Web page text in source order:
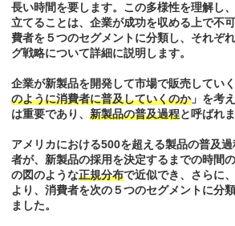
長い時間を要します。この多様性を理解し
立てることは、企業が成功を収める上で不
費者を５つのセグメントに分類し、それぞ
グ戦略について詳細に説明します。
企業が新製品を開発して市場で販売してい
のように消費者に普及していくのか」を考
は重要であり、 新製品の普及過程と呼ばれま
アメリカにおける500を超える製品の普及
者が、新製品の採用を決定するまでの時間の
の図のような正規分布で近似でき、さらに
より、消費者を次の５つのセグメントに分
ました。